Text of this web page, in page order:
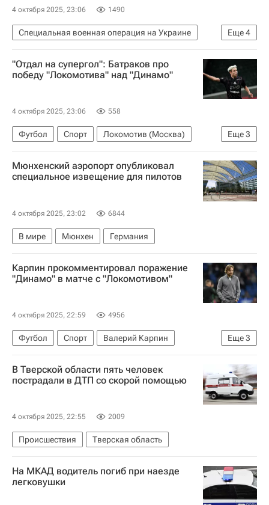
4 октября 2025, 23:06 1490
Еще4
Специальная военная операция на Украине
Запорожье
Запорожская область
Россия
Вооруженные силы Украины
"Отдал на супергол": Батраков про
победу "Локомотива" над "Динамо"
4 октября 2025, 23:06 558
Еще3
Футбол Спорт
Локомотив (Москва)
Динамо Москва
Алексей Батраков
РПЛ 2026-2027 (Чемпионат России по футболу)
Мюнхенский аэропорт опубликовал
специальное извещение для пилотов
4 октября 2025, 23:02 6844
В мире Мюнхен Германия
Карпин прокомментировал поражение
"Динамо" в матче с "Локомотивом"
4 октября 2025, 22:59 4956
Еще3
Футбол Спорт
Валерий Карпин
Динамо Москва
Локомотив (Москва)
РПЛ 2026-2027 (Чемпионат России по футболу)
В Тверской области пять человек
пострадали в ДТП со скорой помощью
4 октября 2025, 22:55 2009
Происшествия Тверская область
На МКАД водитель погиб при наезде
легковушки